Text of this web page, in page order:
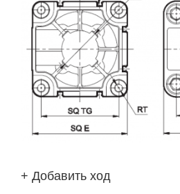
+ Добавить ход